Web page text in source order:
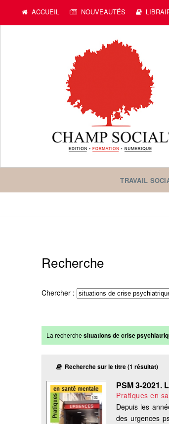
ACCUEIL NOUVEAUTÉS
TRAVAIL
Recherche
Chercher :
La recherchesituations de crise
Recherche sur le titre (1 résultat)
PSM 3-2021.
Pratiques en
Depuis les
des urgences